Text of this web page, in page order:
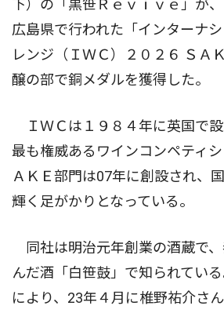
下）の「黒笹Ｒｅｖｉｖｅ」が
広島県で行われた「インターナ
レンジ（ＩＷＣ）２０２６ ＳＡ
醸の部で銅メダルを獲得した。
ＩＷＣは１９８４年に英国で
最も権威あるワインコンペティ
ＡＫＥ部門は07年に創設され、
輝く足がかりとなっている。
同社は明治元年創業の酒蔵で
んだ酒「白笹鼓」で知られてい
により、23年４月に椎野祐介さ